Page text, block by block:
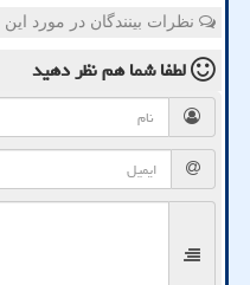
نظرات بینندگان در مورد
لطفا شما همنظر دهید